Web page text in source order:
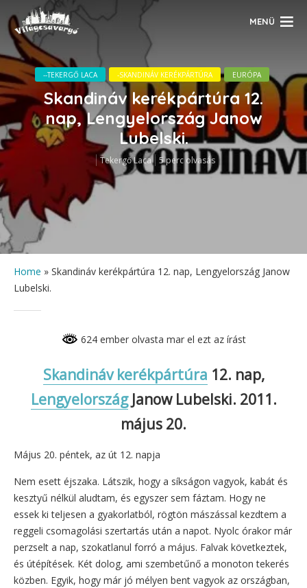
MENÜ
--TEKERGŐ LACA -SKANDINÁV KERÉKPÁRTÚRA EURÓPA
Skandináv kerékpártúra 12.
nap, Lengyelország Janow
Lubelski.
Tekergő Laca 5 perc olvasás
Home » Skandináv kerékpártúra 12. nap, Lengyelország Janow
Lubelski.
624 ember olvasta mar el ezt az írást
Skandináv kerékpártúra 12. nap,
LengyelországJanow Lubelski. 2011.
május 20.
Május 20. péntek, az út 12. napja
Nem esett éjszaka. Látszik, hogy a síkságon vagyok, kabát és
kesztyű nélkül aludtam, és egyszer sem fáztam. Hogy ne
essek ki teljesen a gyakorlatból, rögtön mászással kezdtem a
reggeli csomagolási szertartás után a napot. Nyolc órakor már
perzselt a nap, szokatlanul forró a május. Falvak következtek,
és útépítések. Két dolog, ami szembetűnő a monoton tekerés
közben. Egyik, hogy már jó mélyen bent vagyok az országban,